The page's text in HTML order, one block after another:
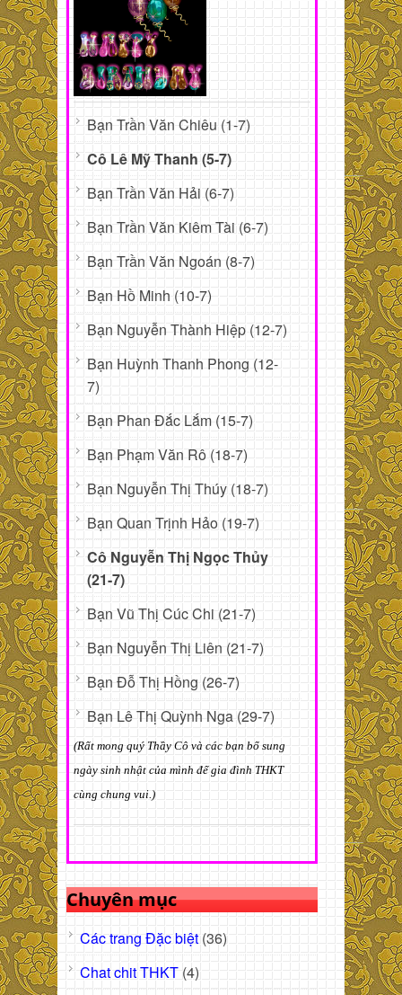
Bạn Trần Văn Chiêu (1-7)
Cô Lê Mỹ Thanh (5-7)
Bạn Trần Văn Hải (6-7)
Bạn Trần Văn Kiêm Tài (6-7)
Bạn Trần Văn Ngoán (8-7)
Bạn Hồ Minh (10-7)
Bạn Nguyễn Thành Hiệp (12-7)
Bạn Huỳnh Thanh Phong (12-
7)
Bạn Phan Đắc Lắm (15-7)
Bạn Phạm Văn Rô (18-7)
Bạn Nguyễn Thị Thúy (18-7)
Bạn Quan Trịnh Hảo (19-7)
Cô Nguyễn Thị Ngọc Thủy
(21-7)
Bạn Vũ Thị Cúc Chi (21-7)
Bạn Nguyễn Thị Liên (21-7)
Bạn Đỗ Thị Hồng (26-7)
Bạn Lê Thị Quỳnh Nga (29-7)
(Rất mong quý Thầy Cô và các bạn bổ sung
ngày sinh nhật của mình để gia đình THKT
cùng chung vui.)
Chuyên mục
Các trang Đặc biệt(36)
Chat chit THKT (4)